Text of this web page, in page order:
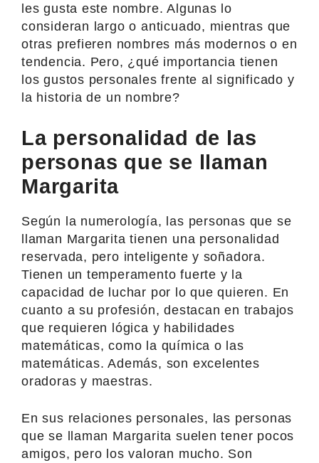
les gusta este nombre. Algunas lo
consideran largo o anticuado, mientras que
otras prefieren nombres más modernos o en
tendencia. Pero, ¿qué importancia tienen
los gustos personales frente al significado y
la historia de un nombre?
La personalidad de las
personas que se llaman
Margarita
Según la numerología, las personas que se
llaman Margarita tienen una personalidad
reservada, pero inteligente y soñadora.
Tienen un temperamento fuerte y la
capacidad de luchar por lo que quieren. En
cuanto a su profesión, destacan en trabajos
que requieren lógica y habilidades
matemáticas, como la química o las
matemáticas. Además, son excelentes
oradoras y maestras.
En sus relaciones personales, las personas
que se llaman Margarita suelen tener pocos
amigos, pero los valoran mucho. Son